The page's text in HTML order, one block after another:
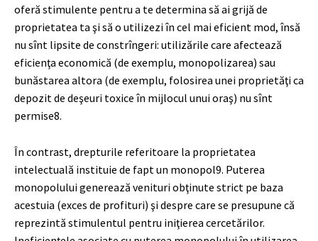
oferă stimulente pentru a te determina să ai grijă de
proprietatea ta şi să o utilizezi în cel mai eficient mod, însă
nu sînt lipsite de constrîngeri: utilizările care afectează
eficienţa economică (de exemplu, monopolizarea) sau
bunăstarea altora (de exemplu, folosirea unei proprietăţi ca
depozit de deşeuri toxice în mijlocul unui oraş) nu sînt
permise8.
În contrast, drepturile referitoare la proprietatea
intelectuală instituie de fapt un monopol9. Puterea
monopolului generează venituri obţinute strict pe baza
acestuia (exces de profituri) şi despre care se presupune că
reprezintă stimulentul pentru iniţierea cercetărilor.